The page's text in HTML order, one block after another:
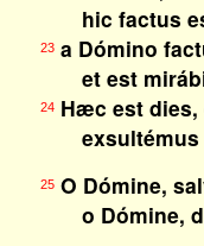
hic factus
23a Dómino
et est
24Hæc est dies,
exsultémus
25O Dómine,
o Dómine,